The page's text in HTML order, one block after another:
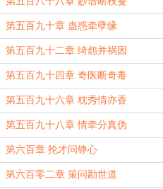
第五百九十章 蛊惑牵孽缘
第五百九十二章 绮怨并祸因
第五百九十四章 奇医断奇毒
第五百九十六章 枕秀情亦香
第五百九十八章 情牵分真伪
第六百章 抡才问铮心
第六百零二章 策问勘世道